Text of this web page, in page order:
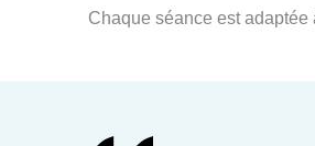
Chaque séance est adaptée